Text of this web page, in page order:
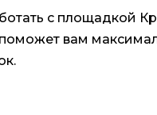
с площадкой
вам